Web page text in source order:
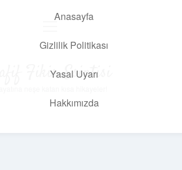
Anasayfa
Gizlilik Politikası
Yasal Uyarı
Hakkımızda
Hafif Fikir Esintisi